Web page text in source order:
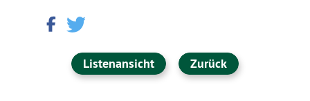
Listenansicht Zurück